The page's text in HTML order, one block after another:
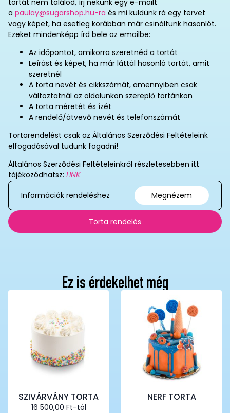
tortát nem találod, írj nekünk egy e-mailt
a paulay@sugarshop.hu-ra és mi küldünk rá egy tervet
vagy képet, ha esetleg korábban már csináltunk hasonlót.
Ezeket mindenképp írd bele az emailbe:
Az időpontot, amikorra szeretnéd a tortát
Leírást és képet, ha már láttál hasonló tortát, amit
szeretnél
A torta nevét és cikkszámát, amennyiben csak
változtatnál az oldalunkon szereplő tortánkon
A torta méretét és ízét
A rendelő/átvevő nevét és telefonszámát
Tortarendelést csak az Általános Szerződési Feltételeink
elfogadásával tudunk fogadni!
Általános Szerződési Feltételeinkről részletesebben itt
tájékozódhatsz: LINK
Információk rendeléshez
Megnézem
Torta rendelés
Ez is érdekelhet még
SZIVÁRVÁNY TORTA
16 500,00 Ft-tól
NERF TORTA